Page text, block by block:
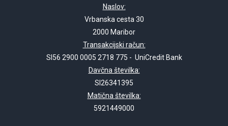
Naslov:
Vrbanska cesta 30
2000 Maribor
Transakcijski račun:
SI56 2900 0005 2718 775 - UniCredit Bank
Davčna številka:
SI26341395
Matična številka:
5921449000